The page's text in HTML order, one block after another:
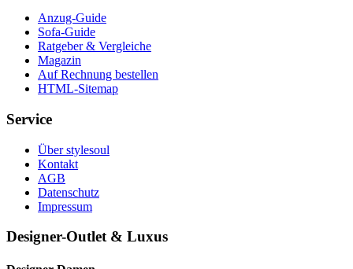
Anzug-Guide
Sofa-Guide
Ratgeber & Vergleiche
Magazin
Auf Rechnung bestellen
HTML-Sitemap
Service
Über stylesoul
Kontakt
AGB
Datenschutz
Impressum
Designer-Outlet & Luxus